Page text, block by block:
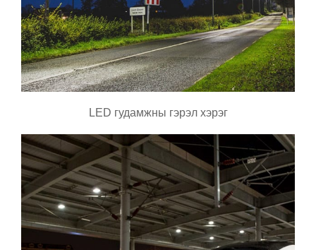
LED гудамжны гэрэл хэрэг